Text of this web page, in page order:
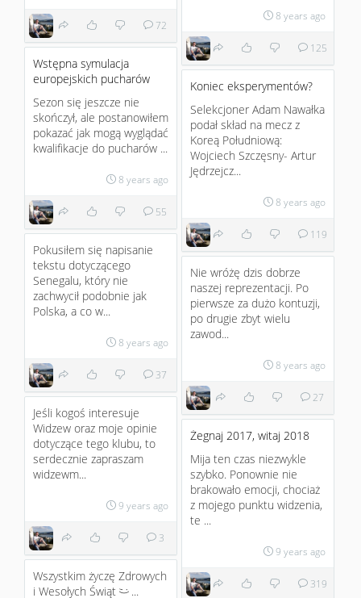
72
8 years ago
125
Wstępna symulacja
europejskich pucharów
Sezon się jeszcze nie
skończył, ale postanowiłem
pokazać jak mogą wyglądać
kwalifikacje do pucharów ...
8 years ago
55
Koniec eksperymentów?
Selekcjoner Adam Nawałka
podał skład na mecz z
Koreą Południową:
Wojciech Szczęsny- Artur
Jędrzejcz...
8 years ago
119
Pokusiłem się napisanie
tekstu dotyczącego
Senegalu, który nie
zachwycił podobnie jak
Polska, a co w...
8 years ago
37
Nie wróżę dzis dobrze
naszej reprezentacji. Po
pierwsze za dużo kontuzji,
po drugie zbyt wielu
zawod...
8 years ago
27
Jeśli kogoś interesuje
Widzew oraz moje opinie
dotyczące tego klubu, to
serdecznie zapraszam
widzewm...
9 years ago
3
Żegnaj 2017, witaj 2018
Mija ten czas niezwykle
szybko. Ponownie nie
brakowało emocji, chociaż
z mojego punktu widzenia,
te ...
9 years ago
319
Wszystkim życzę Zdrowych
i Wesołych Świąt ;) ...